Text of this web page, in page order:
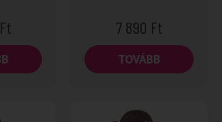
Ft 7 890 Ft
TOVÁBB